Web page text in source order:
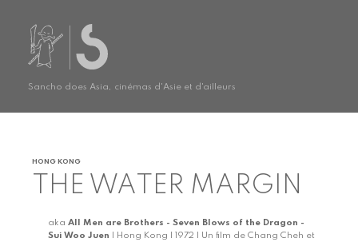
Sancho does Asia, cinémas d'Asie et d'ailleurs
HONG KONG
THE WATER MARGIN
aka All Men are Brothers - Seven Blows of the Dragon -
Sui Woo Juen | Hong Kong | 1972 | Un film de Chang Cheh et